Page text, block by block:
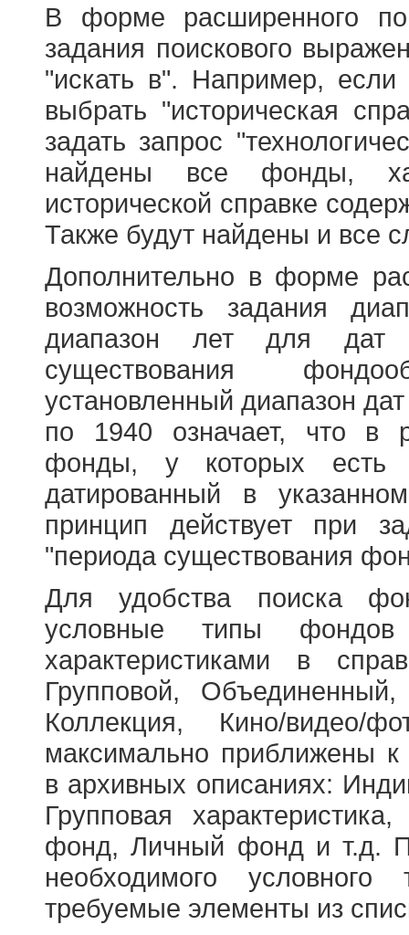
В форме расширенного
задания поискового
"искать в". Например,
выбрать "историческая
задать запрос
найдены все фонды,
исторической справке
Также будут найдены и все
Дополнительно в форме
возможность задания
диапазон лет для
существования
установленный диапазон
по 1940 означает, что в
фонды, у которых есть
датированный в
принцип действует при
"периода существования
Для удобства поиска
условные типы
характеристиками в
Групповой,
Коллекция, Кино/
максимально приближены
в архивных описаниях:
Групповая
фонд, Личный фонд и т.д.
необходимого
требуемые элементы из